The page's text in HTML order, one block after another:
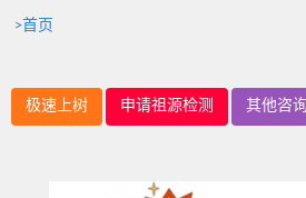
>首页
极速上树 申请祖源检测 其他咨询